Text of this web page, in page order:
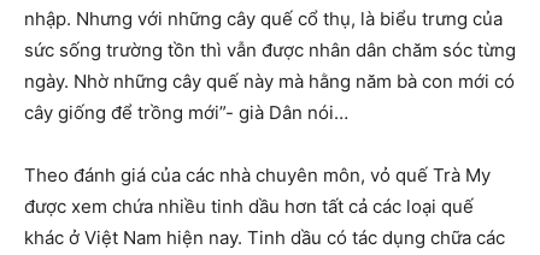
nhập. Nhưng với những cây quế cổ thụ, là biểu trưng của
sức sống trường tồn thì vẫn được nhân dân chăm sóc từng
ngày. Nhờ những cây quế này mà hằng năm bà con mới có
cây giống để trồng mới”- già Dân nói…
Theo đánh giá của các nhà chuyên môn, vỏ quế Trà My
được xem chứa nhiều tinh dầu hơn tất cả các loại quế
khác ở Việt Nam hiện nay. Tinh dầu có tác dụng chữa các